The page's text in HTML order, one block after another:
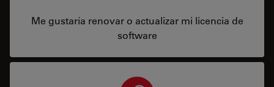
Me gustaría renovar o actualizar mi licencia de
software